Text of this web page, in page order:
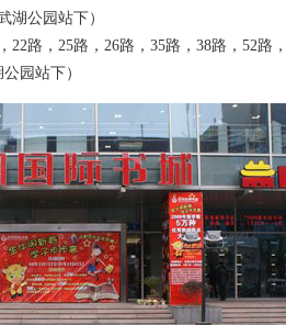
湖公园站下）
22路，25路，26路，35路，38路，52路
园站下）